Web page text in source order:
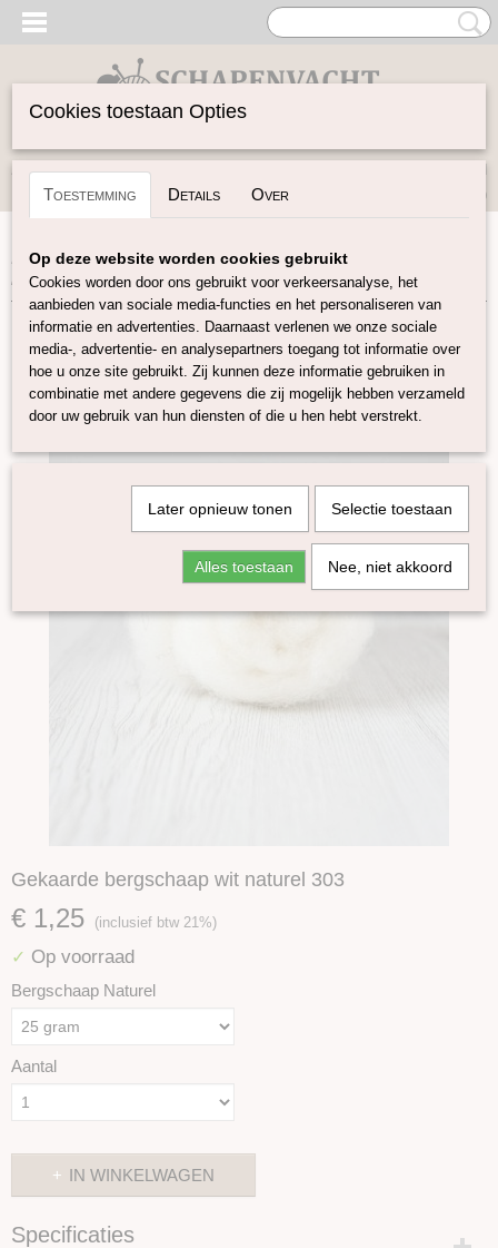
Inloggen Registreren
(0)
Home>Gekaarde Wol>Bergschaap Naturel
bergschaap wit naturel 303
Gekaarde bergschaap wit naturel 303
€ 1,25 (inclusief btw 21%)
✓ Op voorraad
Bergschaap Naturel
Aantal
IN WINKELWAGEN
Specificaties
Cookies toestaan Opties
Toestemming Details Over
Op deze website worden cookies gebruikt
Cookies worden door ons gebruikt voor verkeersanalyse, het
aanbieden van sociale media-functies en het personaliseren van
informatie en advertenties. Daarnaast verlenen we onze sociale
media-, advertentie- en analysepartners toegang tot informatie over
hoe u onze site gebruikt. Zij kunnen deze informatie gebruiken in
combinatie met andere gegevens die zij mogelijk hebben verzameld
door uw gebruik van hun diensten of die u hen hebt verstrekt.
Later opnieuw tonen Selectie toestaan
Alles toestaan Nee, niet akkoord